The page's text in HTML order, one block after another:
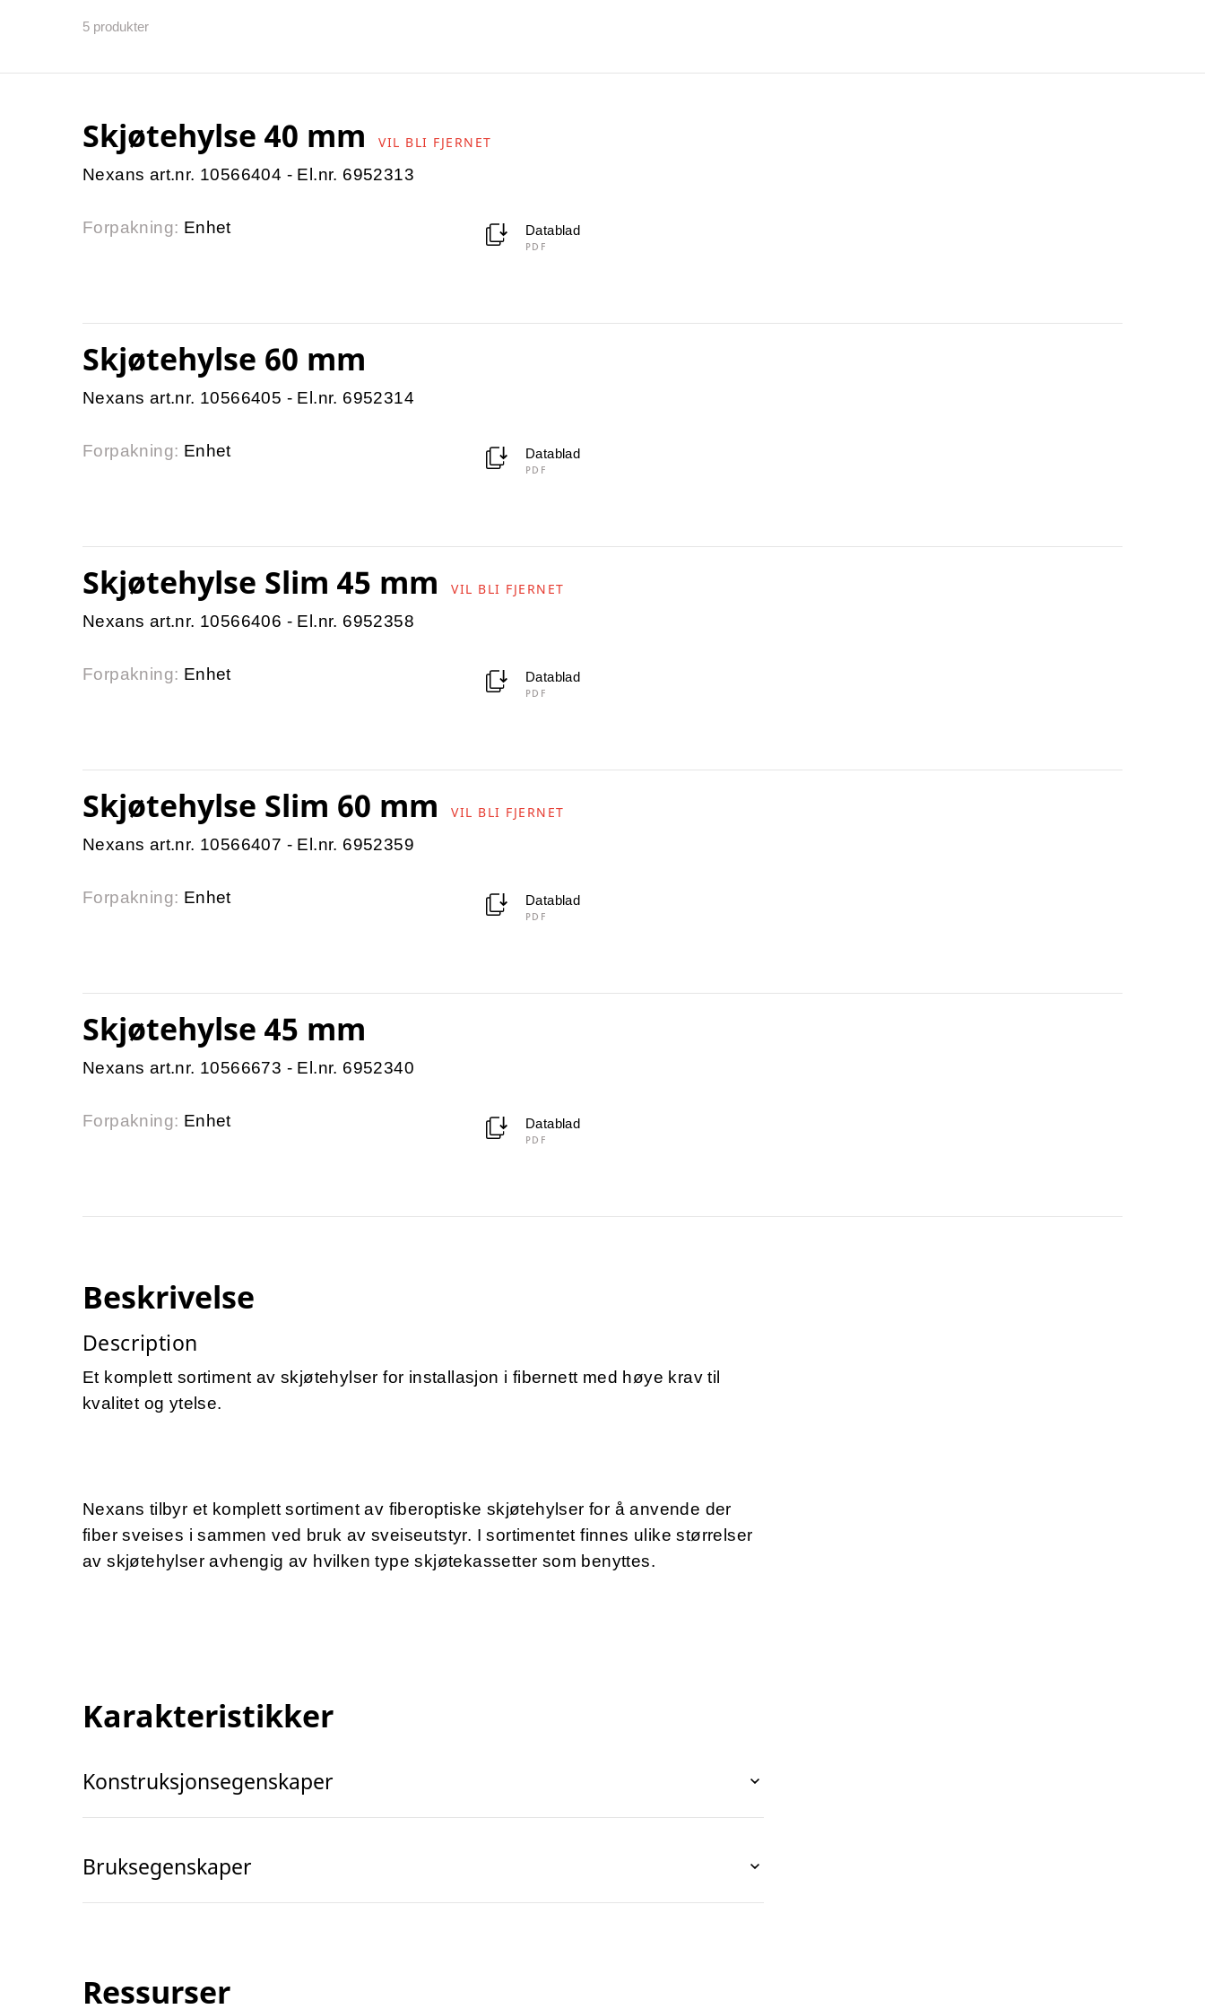
5 produkter
Skjøtehylse 40 mm VIL BLI FJERNET
Nexans art.nr. 10566404 - El.nr. 6952313
Forpakning: Enhet Datablad
PDF
Skjøtehylse 60 mm
Nexans art.nr. 10566405 - El.nr. 6952314
Forpakning: Enhet Datablad
PDF
Skjøtehylse Slim 45 mm VIL BLI FJERNET
Nexans art.nr. 10566406 - El.nr. 6952358
Forpakning: Enhet Datablad
PDF
Skjøtehylse Slim 60 mm VIL BLI FJERNET
Nexans art.nr. 10566407 - El.nr. 6952359
Forpakning: Enhet Datablad
PDF
Skjøtehylse 45 mm
Nexans art.nr. 10566673 - El.nr. 6952340
Forpakning: Enhet Datablad
PDF
Beskrivelse
Description
Et komplett sortiment av skjøtehylser for installasjon i fibernett med høye krav til
kvalitet og ytelse.
Nexans tilbyr et komplett sortiment av fiberoptiske skjøtehylser for å anvende der
fiber sveises i sammen ved bruk av sveiseutstyr. I sortimentet finnes ulike størrelser
av skjøtehylser avhengig av hvilken type skjøtekassetter som benyttes.
Karakteristikker
Konstruksjonsegenskaper
Bruksegenskaper
Ressurser